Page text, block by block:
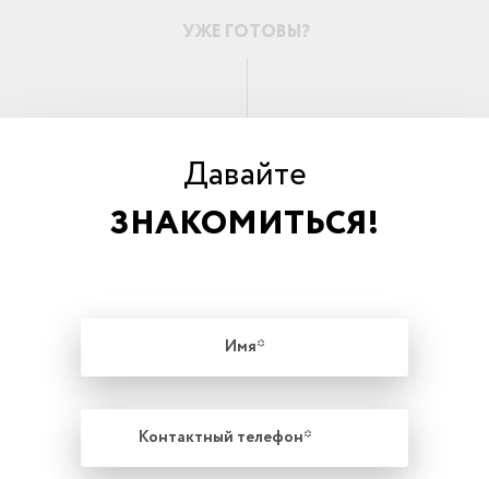
Давайте
ЗНАКОМИТЬСЯ!
Контактный
телефон
УЖЕ ГОТОВЫ?